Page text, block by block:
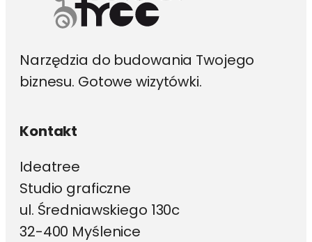
Narzędzia do budowania Twojego
biznesu. Gotowe wizytówki.
Kontakt
Ideatree
Studio graficzne
ul. Średniawskiego 130c
32-400 Myślenice